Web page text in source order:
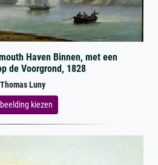
Haven Binnen, met een
de Voorgrond, 1828
Thomas Luny
kiezen